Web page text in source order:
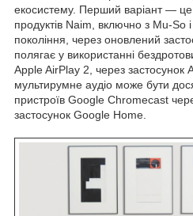
екосистему. Перший варіант —
продуктів Naim, включно з Mu-So
покоління, через оновлений
полягає у використанні
Apple AirPlay 2, через застосунок
мультирумне аудіо може бути
пристроїв Google Chromecast
застосунок Google Home.